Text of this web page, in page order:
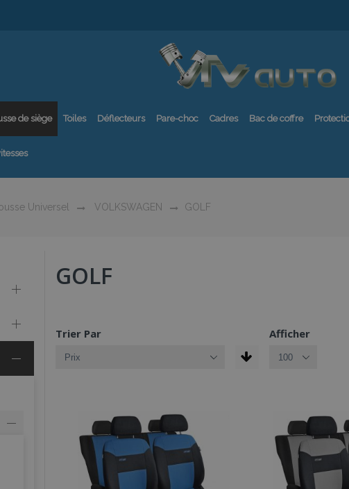
de siège Toiles Déflecteurs Pare-choc Cadres Bac de coffre
Universel VOLKSWAGEN GOLF
GOLF
Trier Par Afficher